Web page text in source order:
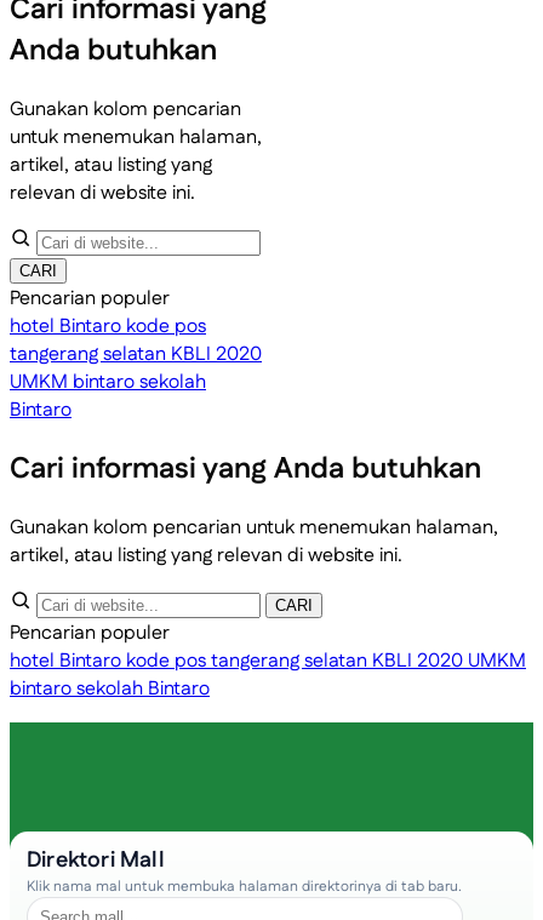
Cari informasi yang
Anda butuhkan
Gunakan kolom pencarian
untuk menemukan halaman,
artikel, atau listing yang
relevan di website ini.
CARI
Pencarian populer
hotel Bintarokode pos
tangerang selatanKBLI 2020
UMKM bintarosekolah
Bintaro
Cari informasi yang Anda butuhkan
Gunakan kolom pencarian untuk menemukan halaman,
artikel, atau listing yang relevan di website ini.
CARI
Pencarian populer
hotel Bintarokode pos tangerang selatanKBLI 2020UMKM
bintarosekolah Bintaro
Direktori Mall
Klik nama mal untuk membuka halaman direktorinya di tab baru.